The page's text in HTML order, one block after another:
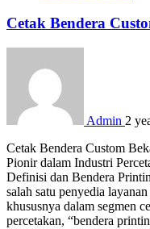
Cetak Bendera
Admin 2
Cetak Bendera Custom
Pionir dalam Industri
Definisi dan Bendera
salah satu penyedia
khususnya dalam segmen
percetakan, “bendera